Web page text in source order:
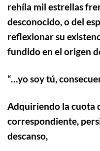
rehíla mil estrellas
desconocido, o del
reflexionar su
fundido en el origen
“…yo soy tú,
Adquiriendo la cuota
correspondiente,
descanso,